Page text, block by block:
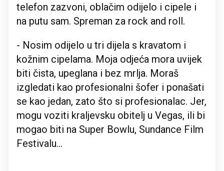
telefon zazvoni, oblačim odijelo i cipele i
na putu sam. Spreman za rock and roll.
- Nosim odijelo u tri dijela s kravatom i
kožnim cipelama. Moja odjeća mora uvijek
biti čista, upeglana i bez mrlja. Moraš
izgledati kao profesionalni šofer i ponašati
se kao jedan, zato što si profesionalac. Jer,
mogu voziti kraljevsku obitelj u Vegas, ili bi
mogao biti na Super Bowlu, Sundance Film
Festivalu...